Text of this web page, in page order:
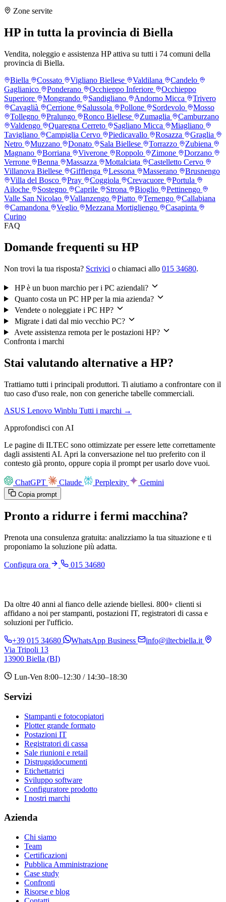
Zone servite
HP in tutta la provincia di Biella
Vendita, noleggio e assistenza HP attiva su tutti i 74 comuni della
provincia di Biella.
Biella
Cossato Vigliano Biellese Valdilana
Candelo
Gaglianico
Ponderano Occhieppo Inferiore
Occhieppo
Superiore
Mongrando Sandigliano Andorno Micca
Trivero
Cavaglià
Cerrione Salussola Pollone Sordevolo
Mosso
Tollegno
Pralungo Ronco Biellese Zumaglia
Camburzano
Valdengo
Quaregna Cerreto Sagliano Micca
Miagliano
Tavigliano
Campiglia Cervo Piedicavallo Rosazza
Graglia
Netro
Muzzano Donato Sala Biellese Torrazzo
Zubiena
Magnano
Borriana Viverone Roppolo Zimone
Dorzano
Verrone
Benna Massazza Mottalciata
Castelletto Cervo
Villanova Biellese
Gifflenga Lessona Masserano
Brusnengo
Villa del Bosco
Pray Coggiola Crevacuore
Portula
Ailoche
Sostegno Caprile Strona Bioglio
Pettinengo
Valle San Nicolao
Vallanzengo Piatto Ternengo
Callabiana
Camandona
Veglio Mezzana Mortigliengo
Casapinta
Curino
FAQ
Domande frequenti su HP
Non trovi la tua risposta? Scrivici o chiamaci allo 015 34680.
HP è un buon marchio per i PC aziendali?
Quanto costa un PC HP per la mia azienda?
Vendete o noleggiate i PC HP?
Migrate i dati dal mio vecchio PC?
Avete assistenza remota per le postazioni HP?
Confronta i marchi
Stai valutando alternative a HP?
Trattiamo tutti i principali produttori. Ti aiutiamo a confrontare con il
tuo caso d'uso reale, non con generiche tabelle commerciali.
ASUS Lenovo Winblu Tutti i marchi →
Approfondisci con AI
Le pagine di ILTEC sono ottimizzate per essere lette correttamente
dagli assistenti AI. Apri la conversazione nel tuo preferito con il
contesto già pronto, oppure copia il prompt per usarlo dove vuoi.
ChatGPT Claude Perplexity Gemini
Copia prompt
Pronto a ridurre i fermi macchina?
Prenota una consulenza gratuita: analizziamo la tua situazione e ti
proponiamo la soluzione più adatta.
Configura ora 015 34680
Da oltre 40 anni al fianco delle aziende biellesi. 800+ clienti si
affidano a noi per stampanti, postazioni IT, registratori di cassa e
soluzioni per l'ufficio.
+39 015 34680 WhatsApp Business
info@iltecbiella.it
Via Tripoli 13
13900 Biella (BI)
Lun-Ven 8:00–12:30 / 14:30–18:30
Servizi
Stampanti e fotocopiatori
Plotter grande formato
Postazioni IT
Registratori di cassa
Sale riunioni e retail
Distruggidocumenti
Etichettatrici
Sviluppo software
Configuratore prodotto
I nostri marchi
Azienda
Chi siamo
Team
Certificazioni
Pubblica Amministrazione
Case study
Confronti
Risorse e blog